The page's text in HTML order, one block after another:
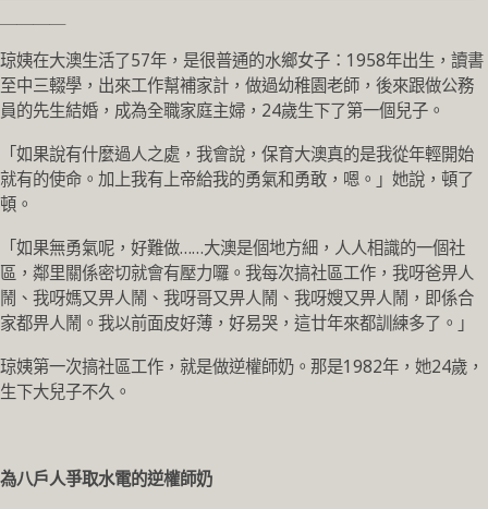
琼姨在大澳生活了57年，是很普通的水鄉女子：1958年出生，讀書
至中三輟學，出來工作幫補家計，做過幼稚園老師，後來跟做公務
員的先生結婚，成為全職家庭主婦，24歲生下了第一個兒子。
「如果說有什麼過人之處，我會說，保育大澳真的是我從年輕開始
就有的使命。加上我有上帝給我的勇氣和勇敢，嗯。」她說，頓了
頓。
「如果無勇氣呢，好難做……大澳是個地方細，人人相識的一個社
區，鄰里關係密切就會有壓力囉。我每次搞社區工作，我呀爸畀人
鬧、我呀媽又畀人鬧、我呀哥又畀人鬧、我呀嫂又畀人鬧，即係合
家都畀人鬧。我以前面皮好薄，好易哭，這廿年來都訓練多了。」
琼姨第一次搞社區工作，就是做逆權師奶。那是1982年，她24歲，
生下大兒子不久。
為八戶人爭取水電的逆權師奶